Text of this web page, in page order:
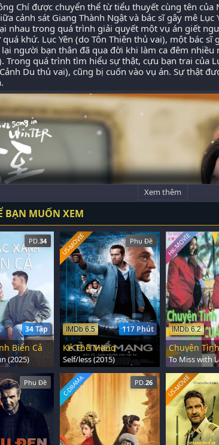
Chí được chuyển thể từ tiểu thuyết cùng tên của
cảnh sát Giang Thành Ngật và bác sĩ gây mê Lục
nhau trong quá trình giải quyết một vụ án giết
khứ. Lục Yên (do Tôn Thiên thủ vai), một bác sĩ
người bạn thân đã qua đời khi làm ca đêm
Trong quá trình tìm hiểu sự thật, cựu bạn trai của
Du thủ vai), cũng bị cuốn vào vụ án. Sự thật
Xem thêm
BẠN MUỐN XEM
PD. 34
34 Tập
Biển Cả
(2025)
Phụ Đề
117 Phút
IMDb 6.5
US-MOVIE
Kẻ Thế Mạng
Self/less (2015)
IMDb 6.2
HK-MOVIE
Chuyện
To Miss with
Phụ Đề PD. 26
C-DRAMA US-MOVIE